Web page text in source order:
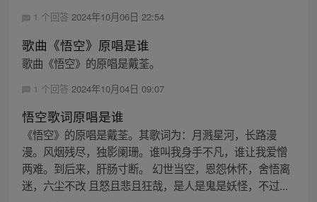
1 个回答 2024年10月06日 22:54
歌曲《悟空》原唱是谁
歌曲《悟空》的原唱是戴荃。
1 个回答 2024年10月04日 09:07
悟空歌词原唱是谁
《悟空》的原唱是戴荃。其歌词为：月溅星河，长路漫
漫。风烟残尽，独影阑珊。谁叫我身手不凡，谁让我爱憎
两难。到后来，肝肠寸断。 幻世当空，恩怨休怀，舍悟离
迷，六尘不改 且怒且悲且狂哉，是人是鬼是妖怪，不过...